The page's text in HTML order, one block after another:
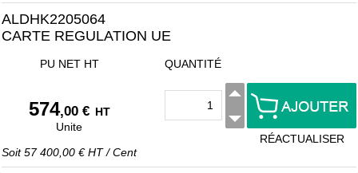
ALDHK2205064
CARTE REGULATION UE
PU NET HT
574,00 € HT
Unite
Soit57 400,00 € HT/Cent
QUANTITÉ
RÉACTUALISER